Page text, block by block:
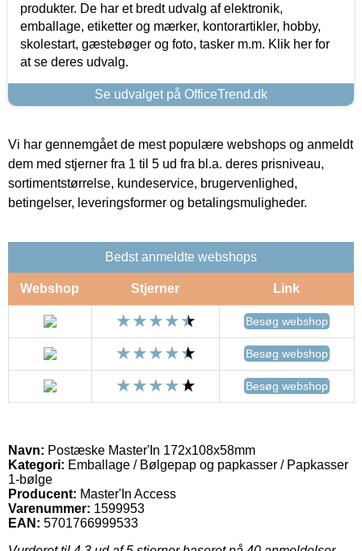
produkter. De har et bredt udvalg af elektronik,
emballage, etiketter og mærker, kontorartikler, hobby,
skolestart, gæstebøger og foto, tasker m.m. Klik her for
at se deres udvalg.
Se udvalget på OfficeTrend.dk
Vi har gennemgået de mest populære webshops og anmeldt
dem med stjerner fra 1 til 5 ud fra bl.a. deres prisniveau,
sortimentstørrelse, kundeservice, brugervenlighed,
betingelser, leveringsformer og betalingsmuligheder.
Bedst anmeldte webshops
Webshop Stjerner Link
Besøg webshop
Besøg webshop
Besøg webshop
Navn: Postæske Master'In 172x108x58mm
Kategori: Emballage / Bølgepap og papkasser / Papkasser
1-bølge
Producent: Master'In Access
Varenummer: 1599953
EAN: 5701766999533